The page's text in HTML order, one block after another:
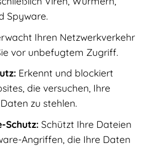
Spyware.
Ihren Netzwerkverkehr
vor unbefugtem Zugriff.
Erkennt und blockiert
die versuchen, Ihre
zu stehlen.
Schutz: Schützt Ihre Dateien
Angriffen, die Ihre Daten